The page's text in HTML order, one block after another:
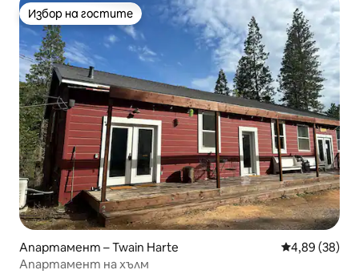
Избор на гостите
Избор на гостите
Апартамент – Twain Harte Средна
4,89 (38)
Апартамент на хълм